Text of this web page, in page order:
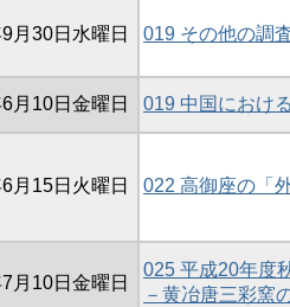
月30日水曜日 019 その他の調
月10日金曜日 019 中国におけ
月15日火曜日 022 高御座の「
月10日金曜日
025 平成20年度
－黄冶唐三彩窯